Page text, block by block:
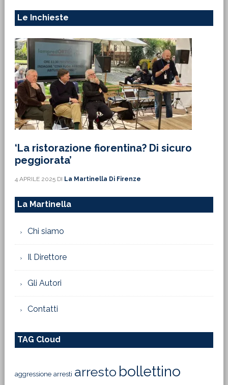
Le Inchieste
‘La ristorazione fiorentina? Di sicuro
peggiorata’
4 APRILE 2025DI La Martinella Di Firenze
La Martinella
Chi siamo
Il Direttore
Gli Autori
Contatti
TAG Cloud
aggressione arresti arresto bollettino